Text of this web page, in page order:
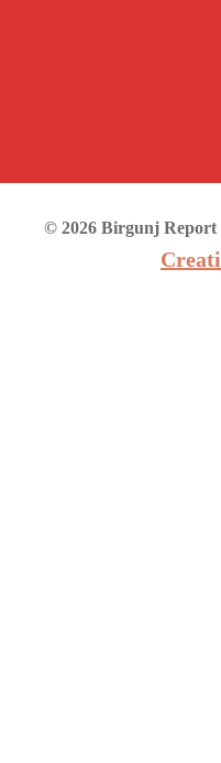
© 2026 Birgunj Report